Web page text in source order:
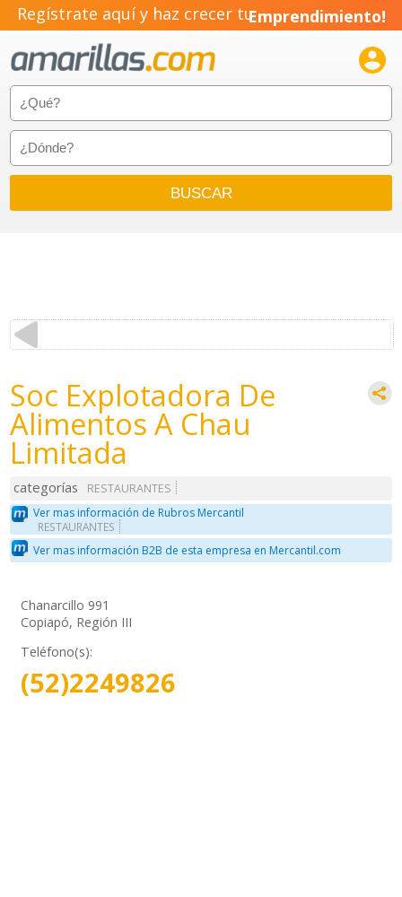
Regístrate aquí y haz crecer tuEmprendimiento!

Soc Explotadora De
Alimentos A Chau
Limitada
categorías
RESTAURANTES
Ver mas información de Rubros Mercantil
RESTAURANTES
Ver mas información B2B de esta empresa en Mercantil.com
Chanarcillo 991
Copiapó, Región III
Teléfono(s):
(52)2249826